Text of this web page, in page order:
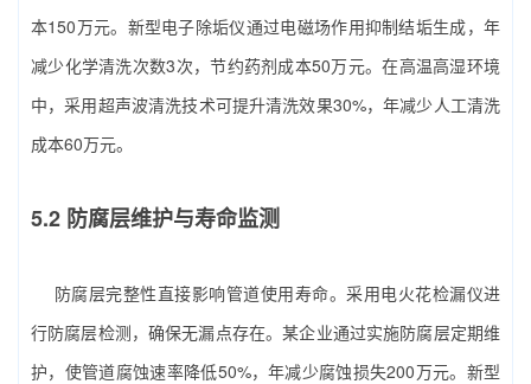
本150万元。新型电子除垢仪通过电磁场作用抑制结垢生成，年
减少化学清洗次数3次，节约药剂成本50万元。在高温高湿环境
中，采用超声波清洗技术可提升清洗效果30%，年减少人工清洗
成本60万元。
5.2 防腐层维护与寿命监测
防腐层完整性直接影响管道使用寿命。采用电火花检漏仪进
行防腐层检测，确保无漏点存在。某企业通过实施防腐层定期维
护，使管道腐蚀速率降低50%，年减少腐蚀损失200万元。新型